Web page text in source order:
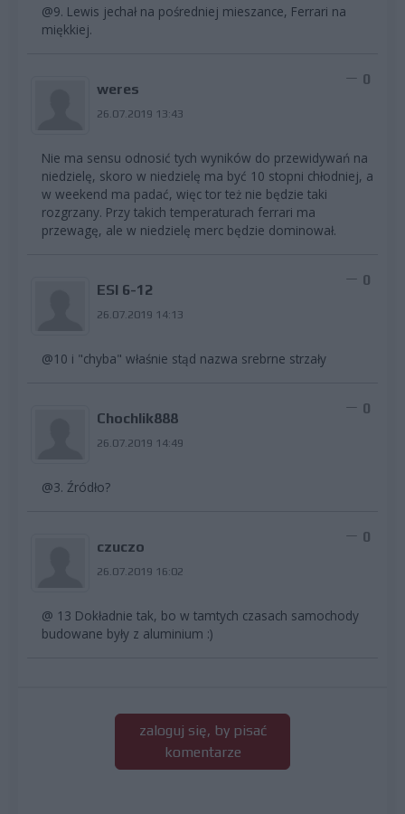
@9. Lewis jechał na pośredniej mieszance, Ferrari na
miękkiej.
weres
26.07.2019 13:43
0
Nie ma sensu odnosić tych wyników do przewidywań na
niedzielę, skoro w niedzielę ma być 10 stopni chłodniej, a
w weekend ma padać, więc tor też nie będzie taki
rozgrzany. Przy takich temperaturach ferrari ma
przewagę, ale w niedzielę merc będzie dominował.
ESI 6-12
26.07.2019 14:13
0
@10 i "chyba" właśnie stąd nazwa srebrne strzały
Chochlik888
26.07.2019 14:49
0
@3. Źródło?
czuczo
26.07.2019 16:02
0
@ 13 Dokładnie tak, bo w tamtych czasach samochody
budowane były z aluminium :)
zaloguj się, by pisać
komentarze